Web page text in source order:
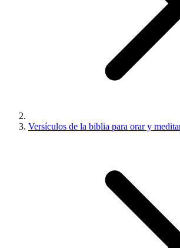
Versículos de la biblia para orar y